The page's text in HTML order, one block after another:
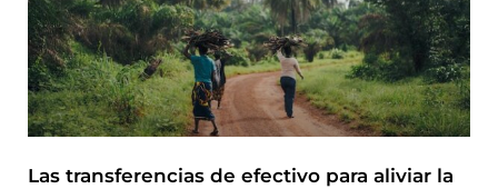
Las transferencias de efectivo para aliviar la